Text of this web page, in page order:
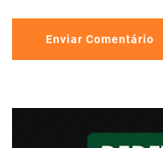
Enviar Comentário